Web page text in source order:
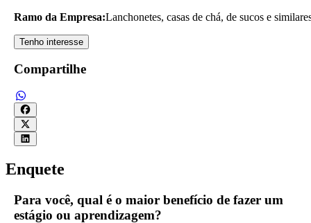
Ramo da Empresa:Lanchonetes, casas de chá, de sucos e
Tenho interesse
Compartilhe
Enquete
Para você, qual é o maior benefício de fazer um
estágio ou aprendizagem?